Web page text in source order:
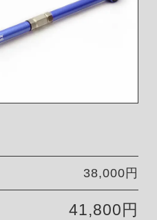
38,000円
41,800円